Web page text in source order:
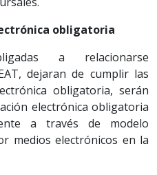
obligatoria
a relacionarse
dejaran de cumplir las
obligatoria, serán
electrónica obligatoria
a través de modelo
medios electrónicos en la